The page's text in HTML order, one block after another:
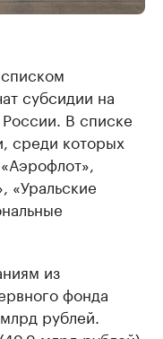
субсидии на
В списке
среди которых
«Уральские
из
фонда
рублей.